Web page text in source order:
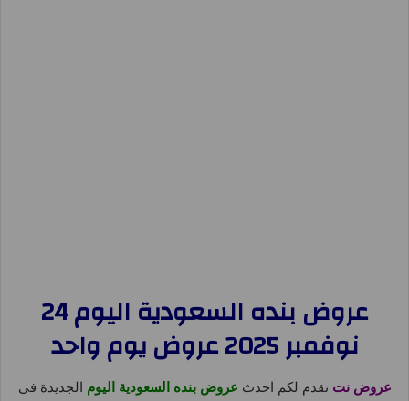
عروض بنده السعودية اليوم 24
نوفمبر 2025 عروض يوم واحد
عروض نت تقدم لكم احدث عروض بنده السعودية اليوم الجديدة فى